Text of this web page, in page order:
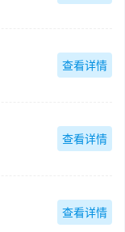
查看详情
查看详情
查看详情